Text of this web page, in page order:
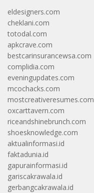
eldesigners.com
cheklani.com
totodal.com
apkcrave.com
bestcarinsurancewsa.com
complidia.com
eveningupdates.com
mcochacks.com
mostcreativeresumes.com
oxcarttavern.com
riceandshinebrunch.com
shoesknowledge.com
aktualinformasi.id
faktadunia.id
gapurainformasi.id
gariscakrawala.id
gerbangcakrawala.id